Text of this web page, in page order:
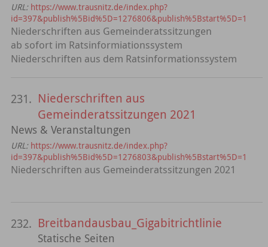
URL: https://www.trausnitz.de/index.php?
id=397&publish%5Bid%5D=1276806&publish%5Bstart%5D=1
Niederschriften aus Gemeinderatssitzungen
ab sofort im Ratsinformiationssystem
Niederschriften aus dem Ratsinformationssystem
231. Niederschriften aus
Gemeinderatssitzungen 2021
News & Veranstaltungen
URL: https://www.trausnitz.de/index.php?
id=397&publish%5Bid%5D=1276803&publish%5Bstart%5D=1
Niederschriften aus Gemeinderatssitzungen 2021
232. Breitbandausbau_Gigabitrichtlinie
Statische Seiten